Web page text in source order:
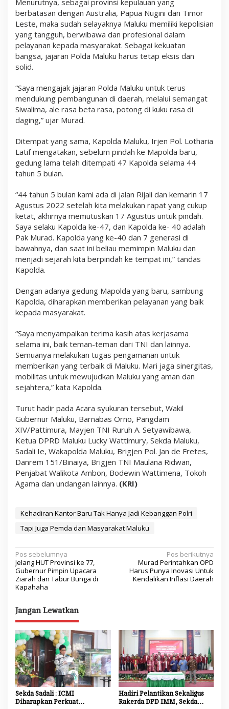
Menurutnya, sebagai provinsi kepulauan yang
berbatasan dengan Australia, Papua Nugini dan Timor
Leste, maka sudah selayaknya Maluku memiliki kepolisian
yang tangguh, berwibawa dan profesional dalam
pelayanan kepada masyarakat. Sebagai kekuatan
bangsa, jajaran Polda Maluku harus tetap eksis dan
solid.
“Saya mengajak jajaran Polda Maluku untuk terus
mendukung pembangunan di daerah, melalui semangat
Siwalima, ale rasa beta rasa, potong di kuku rasa di
daging,” ujar Murad.
Ditempat yang sama, Kapolda Maluku, Irjen Pol. Lotharia
Latif mengatakan, sebelum pindah ke Mapolda baru,
gedung lama telah ditempati 47 Kapolda selama 44
tahun 5 bulan.
“44 tahun 5 bulan kami ada di jalan Rijali dan kemarin 17
Agustus 2022 setelah kita melakukan rapat yang cukup
ketat, akhirnya memutuskan 17 Agustus untuk pindah.
Saya selaku Kapolda ke-47, dan Kapolda ke- 40 adalah
Pak Murad. Kapolda yang ke-40 dan 7 generasi di
bawahnya, dan saat ini beliau memimpin Maluku dan
menjadi sejarah kita berpindah ke tempat ini,” tandas
Kapolda.
Dengan adanya gedung Mapolda yang baru, sambung
Kapolda, diharapkan memberikan pelayanan yang baik
kepada masyarakat.
“Saya menyampaikan terima kasih atas kerjasama
selama ini, baik teman-teman dari TNI dan lainnya.
Semuanya melakukan tugas pengamanan untuk
memberikan yang terbaik di Maluku. Mari jaga sinergitas,
mobilitas untuk mewujudkan Maluku yang aman dan
sejahtera,” kata Kapolda.
Turut hadir pada Acara syukuran tersebut, Wakil
Gubernur Maluku, Barnabas Orno, Pangdam
XIV/Pattimura, Mayjen TNI Ruruh A. Setyawibawa,
Ketua DPRD Maluku Lucky Wattimury, Sekda Maluku,
Sadali Ie, Wakapolda Maluku, Brigjen Pol. Jan de Fretes,
Danrem 151/Binaiya, Brigjen TNI Maulana Ridwan,
Penjabat Walikota Ambon, Bodewin Wattimena, Tokoh
Agama dan undangan lainnya. (KRI)
Kehadiran Kantor Baru Tak Hanya Jadi Kebanggan Polri
Tapi Juga Pemda dan Masyarakat Maluku
N
a
v
g
a
s
i
p
o
s
Pos sebelumnya
Jelang HUT Provinsi ke 77,
Gubernur Pimpin Upacara
Ziarah dan Tabur Bunga di
Kapahaha
Pos berikutnya
Murad Perintahkan OPD
Harus Punya Inovasi Untuk
Kendalikan Inflasi Daerah
Jangan Lewatkan
Sekda Sadali : ICMI
Diharapkan Perkuat
Hadiri Pelantikan Sekaligus
Rakerda DPD IMM, Sekda